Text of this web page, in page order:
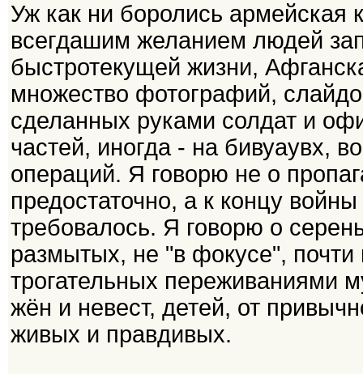
Уж как ни боролись армейская
всегдашим желанием людей
быстротекущей жизни,
множество фотографий,
сделанных руками солдат и
частей, иногда - на бивуаувх,
операций. Я говорю не о
предостаточно, а к концу
требовалось. Я говорю о
размытых, не "в фокусе", почти
трогательных переживаниями
жён и невест, детей, от
живых и правдивых.